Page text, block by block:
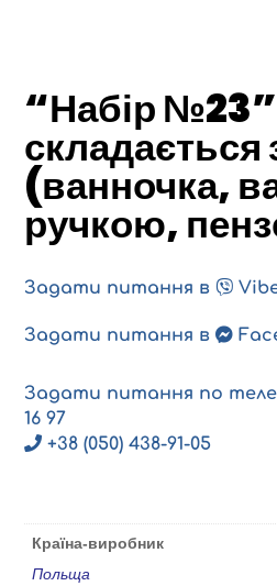
“Набір
складається
(ванночка,
ручкою,
Задати питання в
Задати питання в
Задати питання по
16 97
+38 (050) 438-91-05
Країна-виробник
Польща